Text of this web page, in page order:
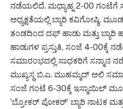
ನಡೆಯಲಿದೆ. ಮಧ್ಯಾಹ್ನ 2-00 ಗಂಟೆಗೆ
ಅಧ್ಯಕ್ಷತೆಯಲ್ಲಿ ಬ್ಯಾರಿ ಕವಿಗೋಷ್ಠಿ,
ತಂಡದಿಂದ ದಫ್ ಹಾಡು ಮತ್ತು ಬ್ಯಾರಿ
ಹಾಡುಗಳ ಪ್ರಸ್ತುತಿ, ಸಂಜೆ 4-
ಸಮಾರಂಭದಲ್ಲಿ ಸಾಧಕರಿಗೆ ಸನ್ಮಾನ
ಮುಖ್ಯಸ್ಥ ಬಿ.ಎ. ಮುಹಮ್ಮದ್ ಅಲಿ
ಸಂಜೆ ಗಂಟೆ 6-30ಕ್ಕೆ ಇಸ್ಮಾಯಿಲ್
‘ಬ್ರೋಕರ್ ಪೋಕರ್’ ಬ್ಯಾರಿ ನಾಟಕ